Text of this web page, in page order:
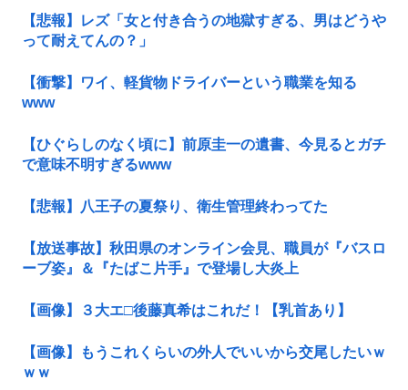
【悲報】レズ「女と付き合うの地獄すぎる、男はどうや
って耐えてんの？」
【衝撃】ワイ、軽貨物ドライバーという職業を知る
www
【ひぐらしのなく頃に】前原圭一の遺書、今見るとガチ
で意味不明すぎるwww
【悲報】八王子の夏祭り、衛生管理終わってた
【放送事故】秋田県のオンライン会見、職員が『バスロ
ーブ姿』＆『たばこ片手』で登場し大炎上
【画像】３大エ□後藤真希はこれだ！【乳首あり】
【画像】もうこれくらいの外人でいいから交尾したいｗ
ｗｗ